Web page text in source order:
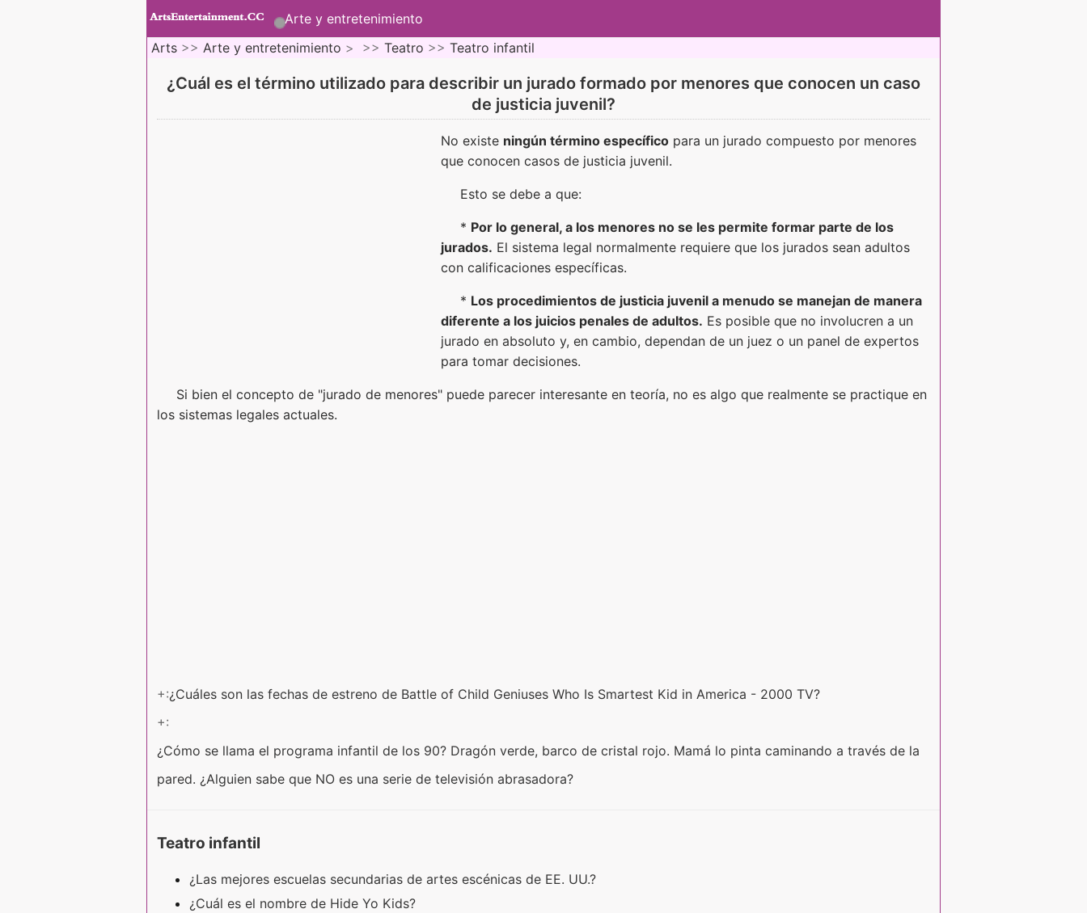
Arte y entretenimiento
Arts >> Arte y entretenimiento > >> Teatro >> Teatro infantil
¿Cuál es el término utilizado para describir un jurado formado por menores que conocen un caso
de justicia juvenil?
No existe ningún término específico para un jurado compuesto por menores
que conocen casos de justicia juvenil.
Esto se debe a que:
* Por lo general, a los menores no se les permite formar parte de los
jurados. El sistema legal normalmente requiere que los jurados sean adultos
con calificaciones específicas.
* Los procedimientos de justicia juvenil a menudo se manejan de manera
diferente a los juicios penales de adultos. Es posible que no involucren a un
jurado en absoluto y, en cambio, dependan de un juez o un panel de expertos
para tomar decisiones.
Si bien el concepto de "jurado de menores" puede parecer interesante en teoría, no es algo que realmente se practique en
los sistemas legales actuales.
+:¿Cuáles son las fechas de estreno de Battle of Child Geniuses Who Is Smartest Kid in America - 2000 TV?
+:
¿Cómo se llama el programa infantil de los 90? Dragón verde, barco de cristal rojo. Mamá lo pinta caminando a través de la
pared. ¿Alguien sabe que NO es una serie de televisión abrasadora?
Teatro infantil
¿Las mejores escuelas secundarias de artes escénicas de EE. UU.?
¿Cuál es el nombre de Hide Yo Kids?